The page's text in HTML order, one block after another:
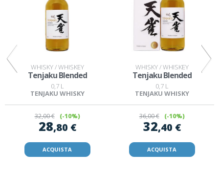
WHISKY / WHISKEY
Tenjaku Blended
0,7 L
TENJAKU WHISKY
32,00 € (-10%)
28,80 €
ACQUISTA
WHISKY / WHISKEY
Tenjaku Blended
0,7 L
TENJAKU WHISKY
36,00 € (-10%)
32,40 €
ACQUISTA